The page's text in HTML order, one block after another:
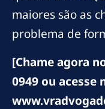
maiores são as
problema de
[Chame agora
0949 ou acesse